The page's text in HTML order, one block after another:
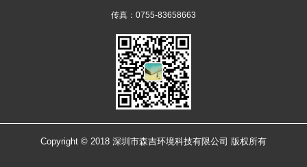
传真：0755-83658663
Copyright © 2018 深圳市森吉环境科技有限公司 版权所有